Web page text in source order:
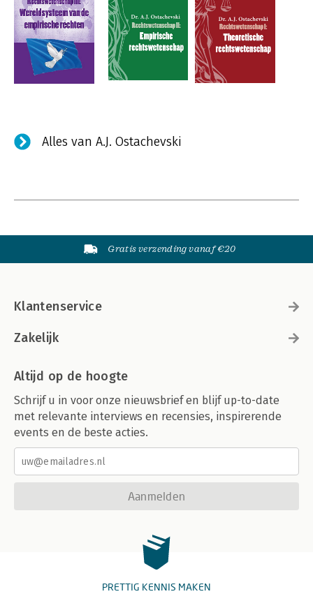
Alles van A.J. Ostachevski
Gratis verzending vanaf €20
Klantenservice
Zakelijk
Altijd op de hoogte
Schrijf u in voor onze nieuwsbrief en blijf up-to-date
met relevante interviews en recensies, inspirerende
events en de beste acties.
Aanmelden
PRETTIG KENNIS MAKEN